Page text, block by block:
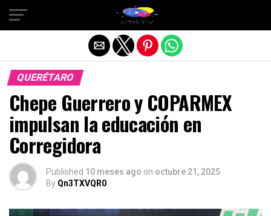
QUERÉTARO
Chepe Guerrero y COPARMEX
impulsan la educación en
Corregidora
Published 10 meses ago on octubre 21, 2025
By Qn3TXVQR0
Salir de la versión móvil